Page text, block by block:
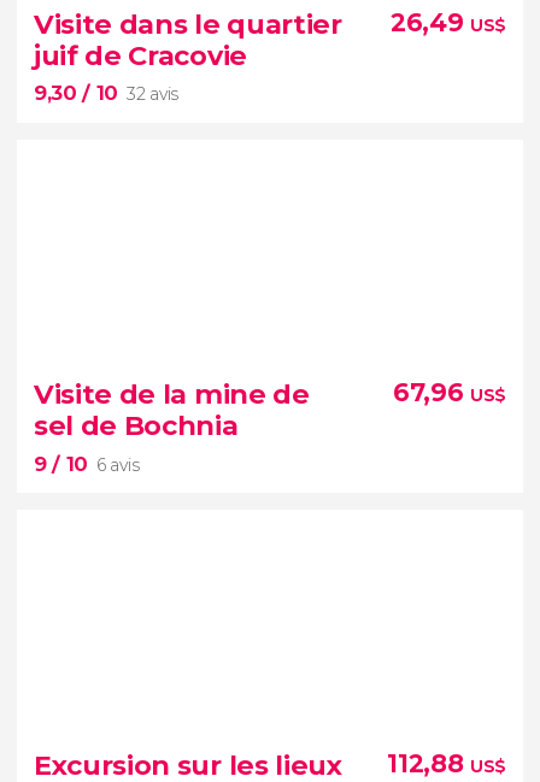
2 avis
l'histoire des camps
de concentration d'Auschwitz et Birkenau
Visite dans le quartier
juif de Cracovie
9,30/ 10 32 avis
26,49 US$
32 avis
Pologne
dans le quartier juif de Cracovie
Visite de la mine de
sel de Bochnia
9/ 10 6 avis
67,96 US$
6 avis
Excursion sur les lieux
112,88 US$